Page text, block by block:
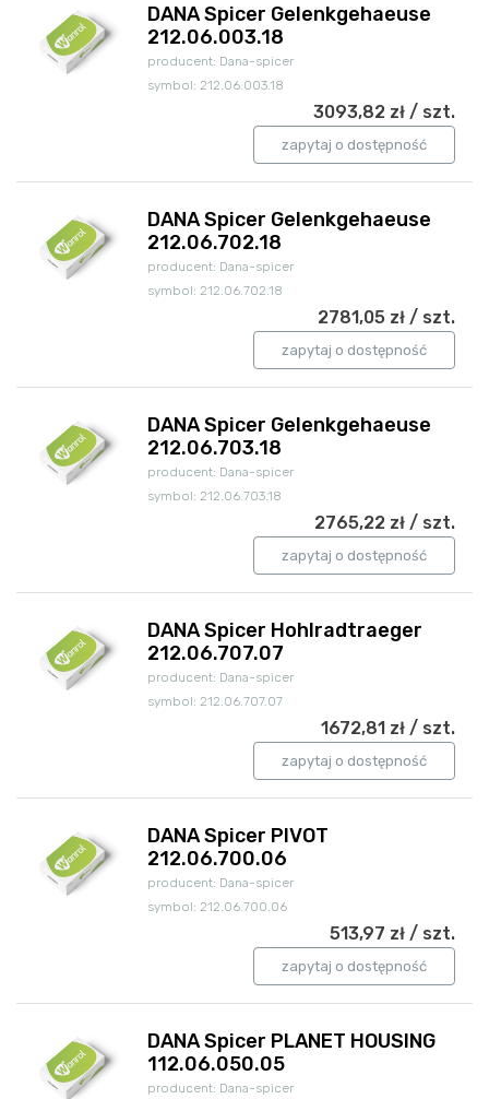
DANA Spicer Gelenkgehaeuse
212.06.003.18
producent: Dana-spicer
symbol: 212.06.003.18
3093,82 zł / szt.
zapytaj o dostępność
DANA Spicer Gelenkgehaeuse
212.06.702.18
producent: Dana-spicer
symbol: 212.06.702.18
2781,05 zł / szt.
zapytaj o dostępność
DANA Spicer Gelenkgehaeuse
212.06.703.18
producent: Dana-spicer
symbol: 212.06.703.18
2765,22 zł / szt.
zapytaj o dostępność
DANA Spicer Hohlradtraeger
212.06.707.07
producent: Dana-spicer
symbol: 212.06.707.07
1672,81 zł / szt.
zapytaj o dostępność
DANA Spicer PIVOT
212.06.700.06
producent: Dana-spicer
symbol: 212.06.700.06
513,97 zł / szt.
zapytaj o dostępność
DANA Spicer PLANET HOUSING
112.06.050.05
producent: Dana-spicer